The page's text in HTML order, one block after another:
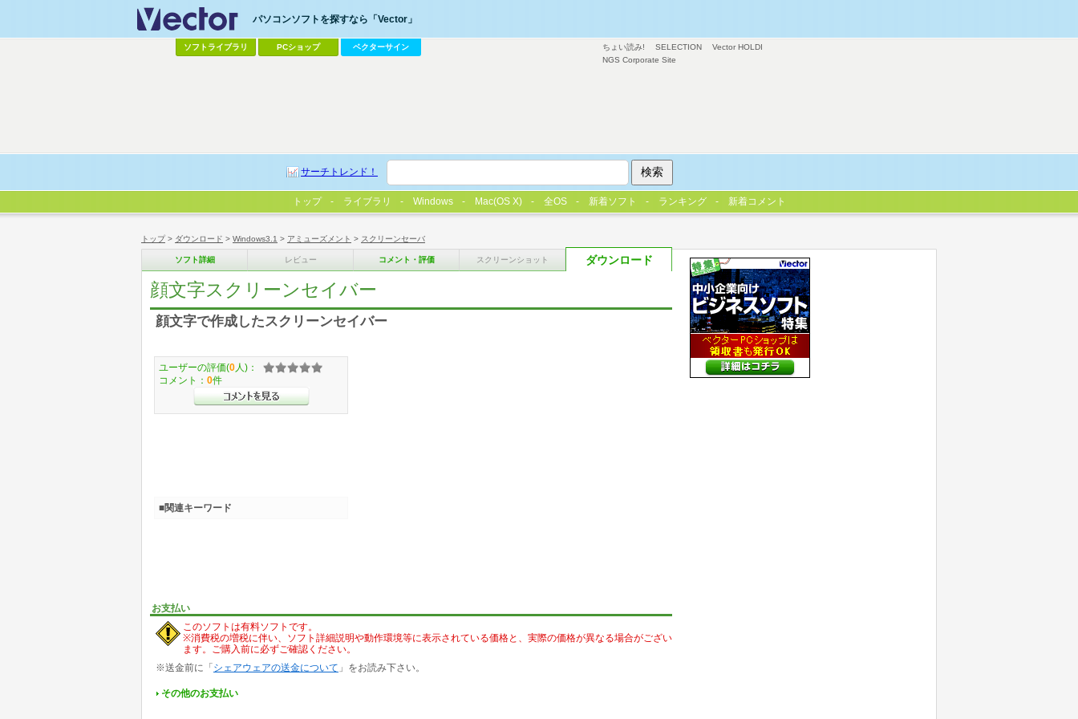
トップ> ダウンロード > Windows3.1 > アミューズメント > スクリーンセーバ
ソフト詳細 レビュー コメント・評価 スクリーンショット ダウンロード
顔文字スクリーンセイバー
顔文字で作成したスクリーンセイバー
お支払い
このソフトは有料ソフトです。
※消費税の増税に伴い、ソフト詳細説明や動作環境等に表示されている価格と、実際の価格が異なる場合がござい
ます。ご購入前に必ずご確認ください。
※送金前に「シェアウェアの送金について 」をお読み下さい。
その他のお支払い
ユーザーの評価(0 人)：
コメント： 0件
■関連キーワード
ちょい読み! SELECTION
Vector HOLDI
NGS Corporate Site
パソコンソフトを探すなら「Vector」
ソフトライブラリ PCショップ ベクターサイン
サーチトレンド！
トップ ライブラリ Windows Mac(OS X) 全OS 新着ソフト ランキング 新着コメント